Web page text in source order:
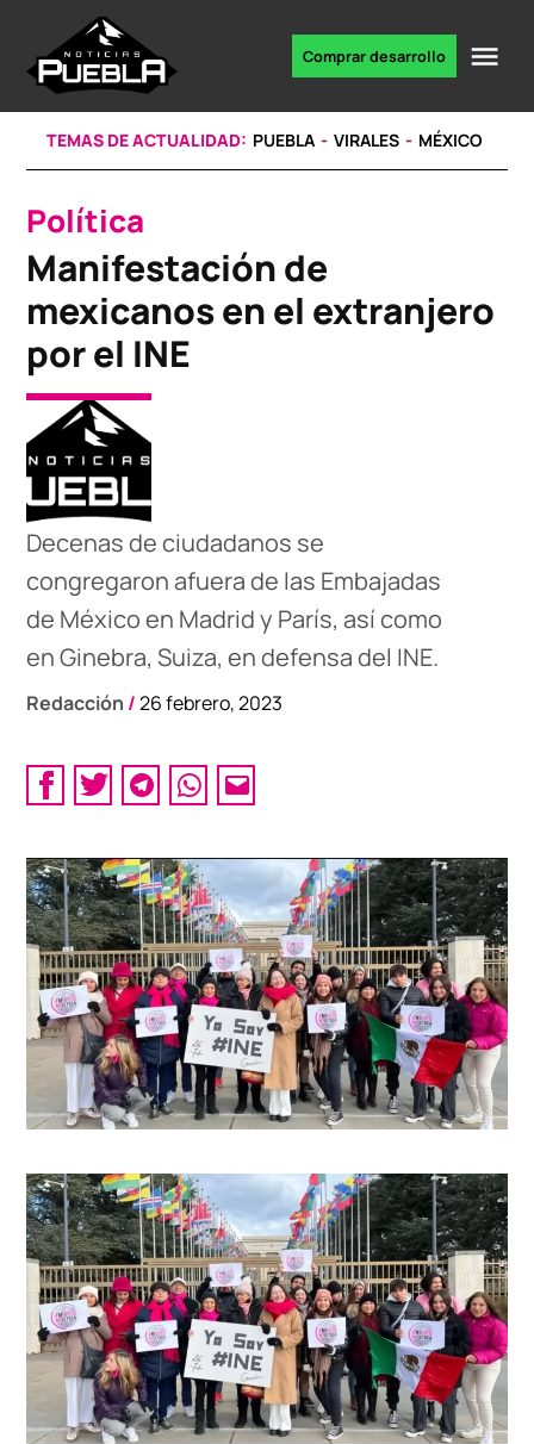
content
noticias
Comprar desarrollo
TEMAS DE ACTUALIDAD: PUEBLA VIRALES MÉXICO
POSTED
IN
Política
Manifestación de
mexicanos en el extranjero
por el INE
Decenas de ciudadanos se
congregaron afuera de las Embajadas
de México en Madrid y París, así como
en Ginebra, Suiza, en defensa del INE.
Redacción / 26 febrero, 2023